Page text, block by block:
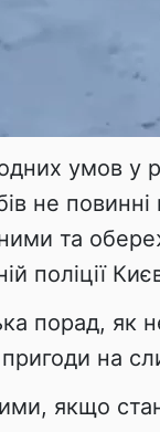
умов у
не
та
поліції
порад, як
на
якщо